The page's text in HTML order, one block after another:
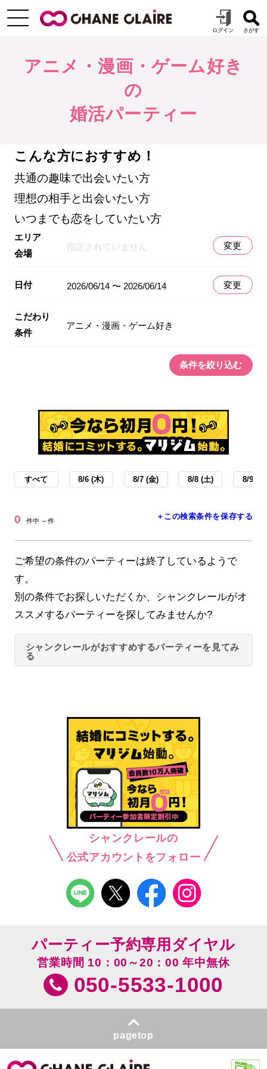
アニメ・漫画・ゲーム好き
の
婚活パーティー
こんな方におすすめ！
共通の趣味で出会いたい方
理想の相手と出会いたい方
いつまでも恋をしていたい方
エリア
会場
指定されていません 変更
日付 2026/06/14 〜 2026/06/14 変更
こだわり
条件
アニメ・漫画・ゲーム好き
条件を絞り込む
すべて 8/6 (木) 8/7 (金) 8/8 (土) 8/9 (日
0 件中 ～件 ＋この検索条件を保存する
ご希望の条件のパーティーは終了しているようで
す。
別の条件でお探しいただくか、シャンクレールがオ
ススメするパーティーを探してみませんか?
シャンクレールがおすすめするパーティーを見てみ
る
シャンクレールの
公式アカウントをフォロー
パーティー予約専用ダイヤル
営業時間 10：00～20：00 年中無休
050-5533-1000
pagetop